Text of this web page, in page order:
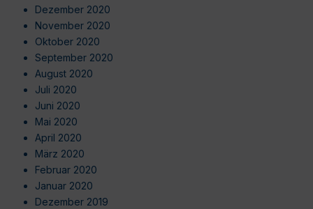
Dezember 2020
November 2020
Oktober 2020
September 2020
August 2020
Juli 2020
Juni 2020
Mai 2020
April 2020
März 2020
Februar 2020
Januar 2020
Dezember 2019